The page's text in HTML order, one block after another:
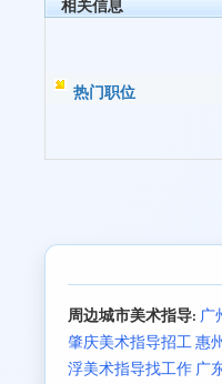
相关信息
热门职位
周边城市美术指导: 广
肇庆美术指导招工 惠
浮美术指导找工作 广